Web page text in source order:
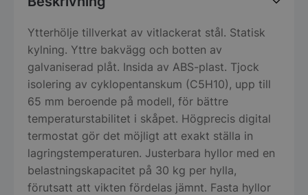
Ytterhölje tillverkat av vitlackerat stål. Statisk
kylning. Yttre bakvägg och botten av
galvaniserad plåt. Insida av ABS-plast. Tjock
isolering av cyklopentanskum (C5H10), upp till
65 mm beroende på modell, för bättre
temperaturstabilitet i skåpet. Högprecis digital
termostat gör det möjligt att exakt ställa in
lagringstemperaturen. Justerbara hyllor med en
belastningskapacitet på 30 kg per hylla,
förutsatt att vikten fördelas jämnt. Fasta hyllor